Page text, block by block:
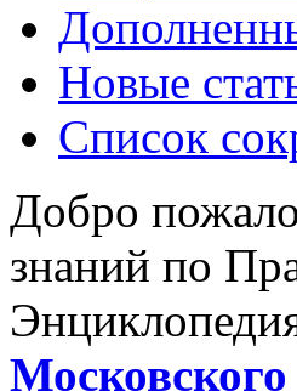
Новые
Список
Добро
знаний по